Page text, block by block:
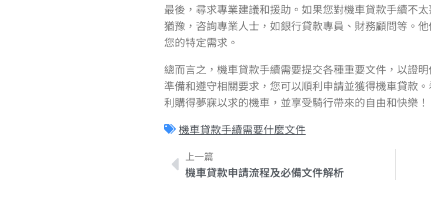
最後，尋求專業建議和援助。如果您對機車貸款手續不
猶豫，咨詢專業人士，如銀行貸款專員、財務顧問等。
您的特定需求。
總而言之，機車貸款手續需要提交各種重要文件，以證
準備和遵守相關要求，您可以順利申請並獲得機車貸款
利購得夢寐以求的機車，並享受騎行帶來的自由和快樂！
機車貸款手續需要什麼文件
上一篇
機車貸款申請流程及必備文件解析